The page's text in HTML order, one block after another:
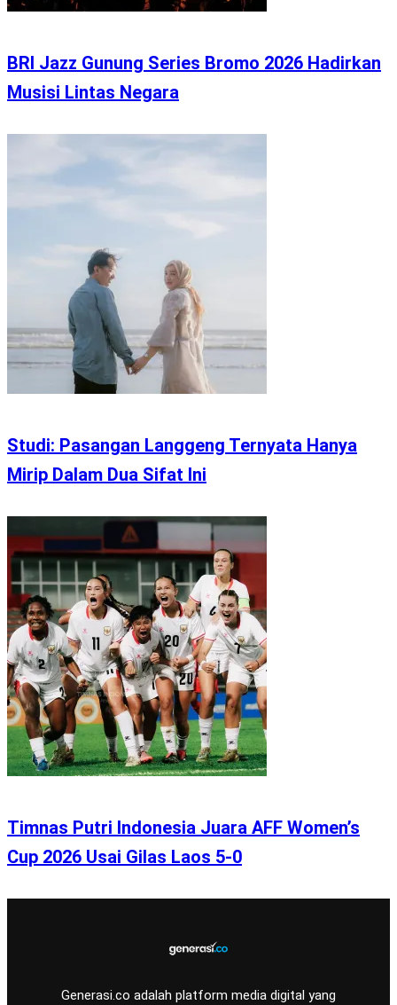
BRI Jazz Gunung Series Bromo 2026 Hadirkan
Musisi Lintas Negara
Studi: Pasangan Langgeng Ternyata Hanya
Mirip Dalam Dua Sifat Ini
Timnas Putri Indonesia Juara AFF Women’s
Cup 2026 Usai Gilas Laos 5-0
Generasi.co adalah platform media digital yang